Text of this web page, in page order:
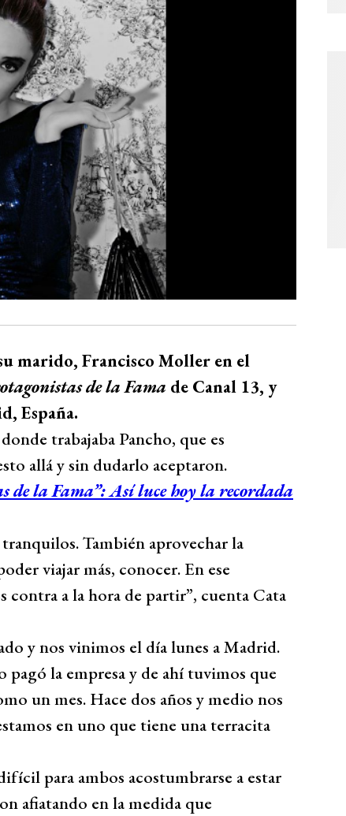
marido, Francisco Moller en el
de la Fama de Canal 13, y
España.
trabajaba Pancho, que es
allá y sin dudarlo aceptaron.
de la Fama”: Así luce hoy la recordada
También aprovechar la
viajar más, conocer. En ese
contra a la hora de partir”, cuenta Cata
y nos vinimos el día lunes a Madrid.
la empresa y de ahí tuvimos que
un mes. Hace dos años y medio nos
en uno que tiene una terracita
para ambos acostumbrarse a estar
afiatando en la medida que